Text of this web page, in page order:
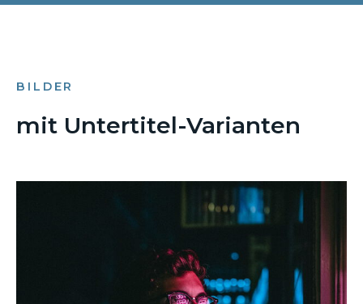
BILDER
mit Untertitel-Varianten